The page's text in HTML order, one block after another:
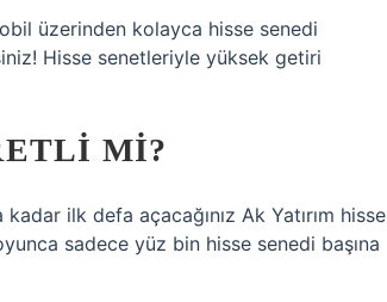
üzerinden kolayca hisse senedi
Hisse senetleriyle yüksek getiri
MI?
ilk defa açacağınız Ak Yatırım hisse
sadece yüz bin hisse senedi başına